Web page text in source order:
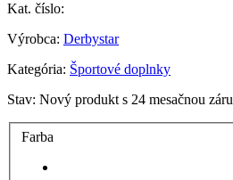
Kat. číslo:
Výrobca: Derbystar
Kategória: Športové doplnky
Stav: Nový produkt s 24 mesačnou
Farba